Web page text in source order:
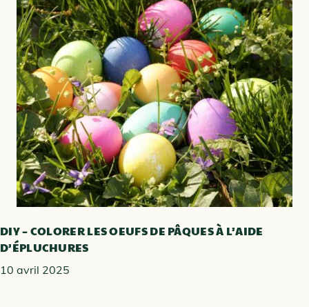
DIY – COLORER LES OEUFS DE PÂQUES À L’AIDE
D’ÉPLUCHURES
10 avril 2025